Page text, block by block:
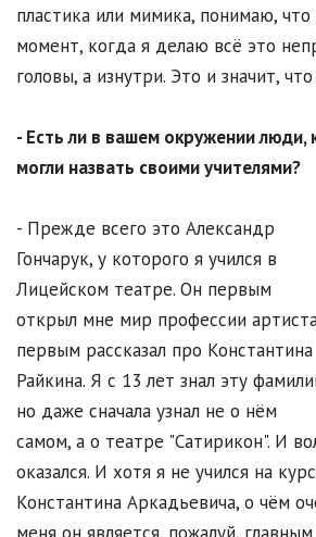
пластика или мимика, понимаю, что
момент, когда я делаю всё это
головы, а изнутри. Это и значит,
- Есть ли в вашем окружении
могли назвать своими учителями?
- Прежде всего это Александр
Гончарук, у которого я учился в
Лицейском театре. Он первым
открыл мне мир профессии
первым рассказал про Константина
Райкина. Я с 13 лет знал эту
но даже сначала узнал не о нём
самом, а о театре "Сатирикон". И
оказался. И хотя я не учился на
Константина Аркадьевича, о чём
меня он является, пожалуй,